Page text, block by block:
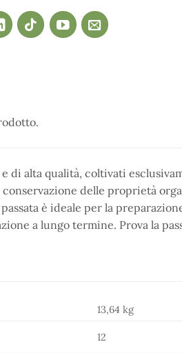
di alta qualità, coltivati
delle proprietà
è ideale per la
a lungo termine. Prova la
13,64 kg
12